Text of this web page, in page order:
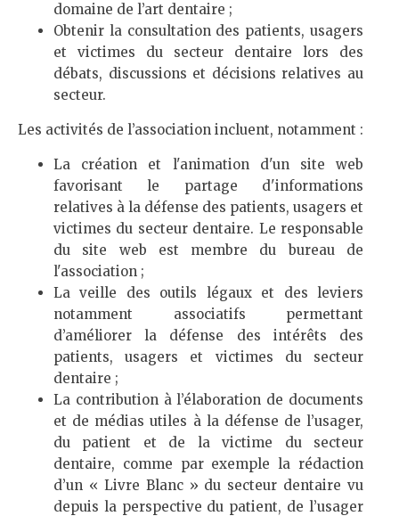
domaine de l’art dentaire ;
Obtenir la consultation des patients, usagers
et victimes du secteur dentaire lors des
débats, discussions et décisions relatives au
secteur.
Les activités de l’association incluent, notamment :
La création et l'animation d'un site web
favorisant le partage d'informations
relatives à la défense des patients, usagers et
victimes du secteur dentaire. Le responsable
du site web est membre du bureau de
l'association ;
La veille des outils légaux et des leviers
notamment associatifs permettant
d’améliorer la défense des intérêts des
patients, usagers et victimes du secteur
dentaire ;
La contribution à l’élaboration de documents
et de médias utiles à la défense de l’usager,
du patient et de la victime du secteur
dentaire, comme par exemple la rédaction
d’un « Livre Blanc » du secteur dentaire vu
depuis la perspective du patient, de l’usager